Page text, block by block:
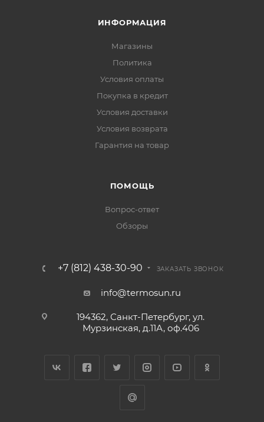
ИНФОРМАЦИЯ
Магазины
Политика
Условия оплаты
Покупка в кредит
Условия доставки
Условия возврата
Гарантия на товар
ПОМОЩЬ
Вопрос-ответ
Обзоры
+7 (812) 438-30-90 ЗАКАЗАТЬ ЗВОНОК
info@termosun.ru
194362, Санкт-Петербург, ул.
Мурзинская, д.11А, оф.406